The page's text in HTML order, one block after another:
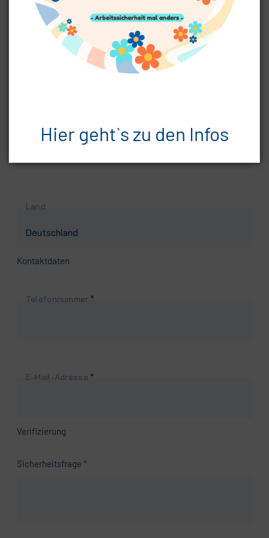
Pflichtfeld
Postleitzahl *
Pflichtfeld
*
Land
Kontaktdaten
Pflichtfeld
Telefonnummer *
Pflichtfeld
E-Mail-Adresse *
Verifizierung
Pflichtfeld
Sicherheitsfrage *
Hier geht`s zu den Infos